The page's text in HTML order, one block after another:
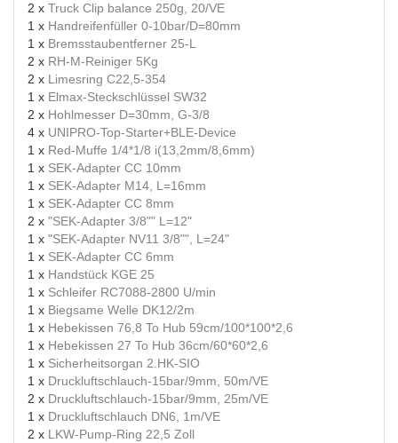
2 x Truck Clip balance 250g, 20/VE
1 x Handreifenfüller 0-10bar/D=80mm
1 x Bremsstaubentferner 25-L
2 x RH-M-Reiniger 5Kg
2 x Limesring C22,5-354
1 x Elmax-Steckschlüssel SW32
2 x Hohlmesser D=30mm, G-3/8
4 x UNIPRO-Top-Starter+BLE-Device
1 x Red-Muffe 1/4*1/8 i(13,2mm/8,6mm)
1 x SEK-Adapter CC 10mm
1 x SEK-Adapter M14, L=16mm
1 x SEK-Adapter CC 8mm
2 x "SEK-Adapter 3/8"" L=12"
1 x "SEK-Adapter NV11 3/8"", L=24"
1 x SEK-Adapter CC 6mm
1 x Handstück KGE 25
1 x Schleifer RC7088-2800 U/min
1 x Biegsame Welle DK12/2m
1 x Hebekissen 76,8 To Hub 59cm/100*100*2,6
1 x Hebekissen 27 To Hub 36cm/60*60*2,6
1 x Sicherheitsorgan 2.HK-SIO
1 x Druckluftschlauch-15bar/9mm, 50m/VE
2 x Druckluftschlauch-15bar/9mm, 25m/VE
1 x Druckluftschlauch DN6, 1m/VE
2 x LKW-Pump-Ring 22,5 Zoll